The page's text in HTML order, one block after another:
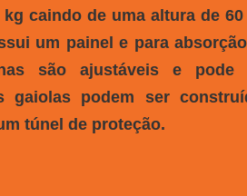
caindo de uma altura de 60
um painel e para
são ajustáveis e pode
gaiolas podem ser
túnel de proteção.